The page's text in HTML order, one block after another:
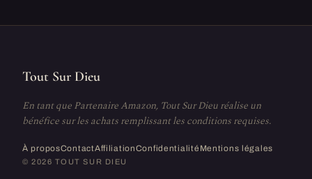
Tout Sur Dieu
En tant que Partenaire Amazon, Tout Sur Dieu réalise un
bénéfice sur les achats remplissant les conditions requises.
À proposContactAffiliationConfidentialité Mentions légales
© 2026 TOUT SUR DIEU